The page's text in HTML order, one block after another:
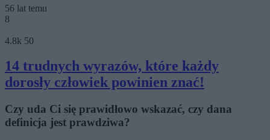
56 lat temu
8
4.8k 50
14 trudnych wyrazów, które każdy
dorosły człowiek powinien znać!
Czy uda Ci się prawidłowo wskazać, czy dana
definicja jest prawdziwa?